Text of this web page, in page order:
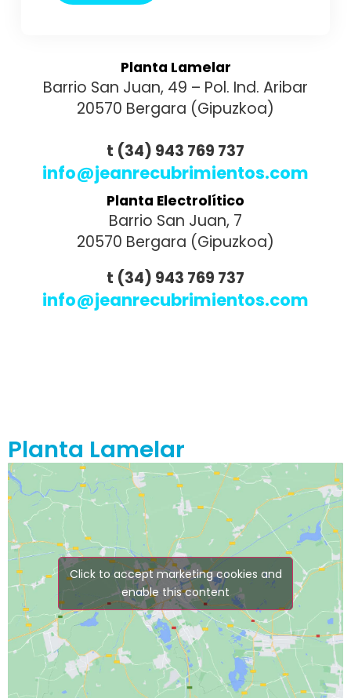
Planta Lamelar
Barrio San Juan, 49 – Pol. Ind. Aribar
20570 Bergara (Gipuzkoa)
t (34) 943 769 737
info@jeanrecubrimientos.com
Planta Electrolítico
Barrio San Juan, 7
20570 Bergara (Gipuzkoa)
t (34) 943 769 737
info@jeanrecubrimientos.com
Planta Lamelar
Click to accept marketing cookies and
enable this content